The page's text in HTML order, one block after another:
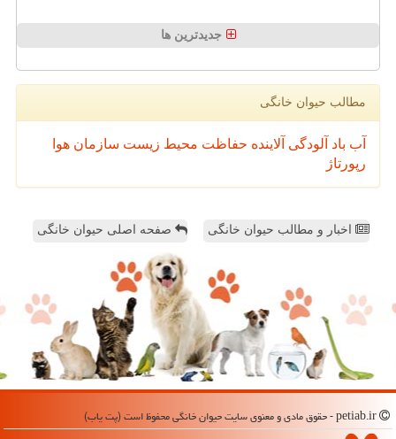
جدیدترین ها
مطالب حیوان خانگی
آب باد آلودگی آلاینده حفاظت محیط زیست سازمان هوا
رپورتاژ
اخبار و مطالب حیوان خانگی صفحه اصلی حیوان خانگی